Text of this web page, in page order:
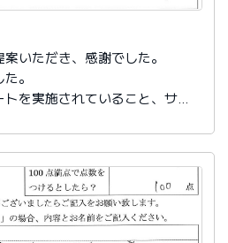
いただき、感謝でした。
。
を実施されていること、サポ